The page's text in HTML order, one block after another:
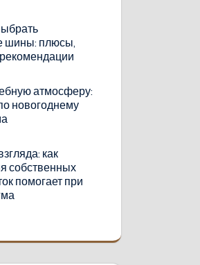
шины: плюсы,
атмосферу:
новогоднему
как
собственных
помогает при